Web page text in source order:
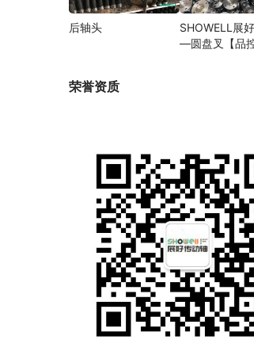
后轴头
SHOWELL展
—圆盘叉【品
荣誉资质